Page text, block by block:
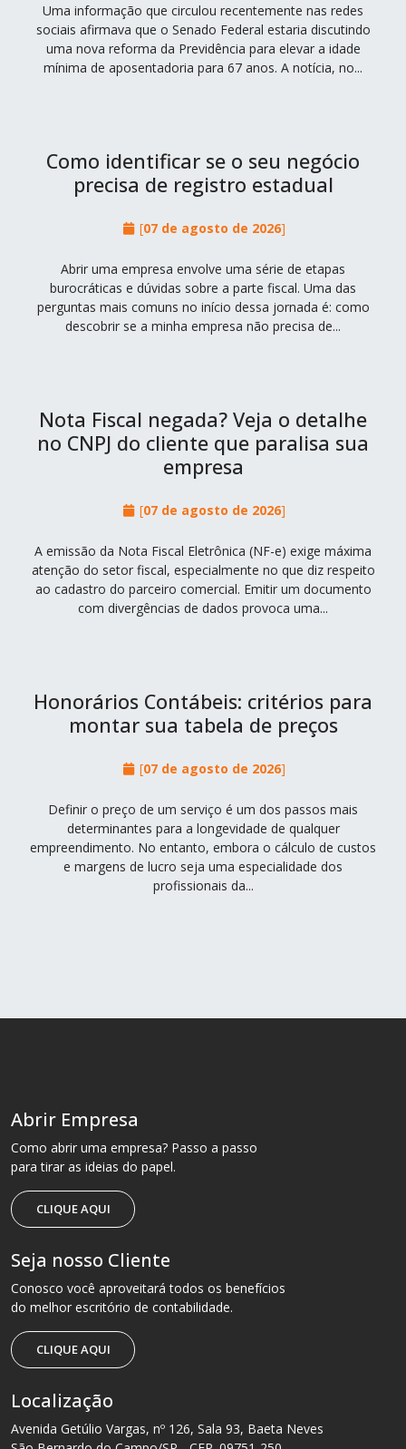
Uma informação que circulou recentemente nas redes
sociais afirmava que o Senado Federal estaria discutindo
uma nova reforma da Previdência para elevar a idade
mínima de aposentadoria para 67 anos. A notícia, no...
Como identificar se o seu negócio
precisa de registro estadual
[07 de agosto de 2026]
Abrir uma empresa envolve uma série de etapas
burocráticas e dúvidas sobre a parte fiscal. Uma das
perguntas mais comuns no início dessa jornada é: como
descobrir se a minha empresa não precisa de...
Nota Fiscal negada? Veja o detalhe
no CNPJ do cliente que paralisa sua
empresa
[07 de agosto de 2026]
A emissão da Nota Fiscal Eletrônica (NF-e) exige máxima
atenção do setor fiscal, especialmente no que diz respeito
ao cadastro do parceiro comercial. Emitir um documento
com divergências de dados provoca uma...
Honorários Contábeis: critérios para
montar sua tabela de preços
[07 de agosto de 2026]
Definir o preço de um serviço é um dos passos mais
determinantes para a longevidade de qualquer
empreendimento. No entanto, embora o cálculo de custos
e margens de lucro seja uma especialidade dos
profissionais da...
Abrir Empresa
Como abrir uma empresa? Passo a passo
para tirar as ideias do papel.
CLIQUE AQUI
Seja nosso Cliente
Conosco você aproveitará todos os benefícios
do melhor escritório de contabilidade.
CLIQUE AQUI
Localização
Avenida Getúlio Vargas, nº 126, Sala 93, Baeta Neves